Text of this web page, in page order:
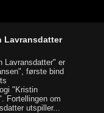
Lavransdatter
Lavransdatter" er
første bind
"Kristin
Fortellingen om
utspiller...